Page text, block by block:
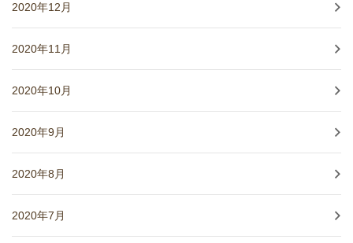
2020年12月
2020年11月
2020年10月
2020年9月
2020年8月
2020年7月